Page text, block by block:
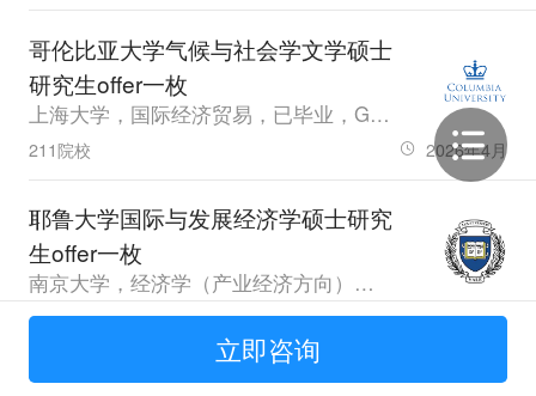
哥伦比亚大学气候与社会学文学硕士
研究生offer一枚
上海大学，国际经济贸易，已毕业，GPA3.26，雅思7.0
211院校 2026年4月
耶鲁大学国际与发展经济学硕士研究
生offer一枚
南京大学，经济学（产业经济方向），应届生，GPA91.6，托福115.0，GRE331.0
985院校 2026年3月
哥伦比亚大学市场营销硕士研究生
立即咨询